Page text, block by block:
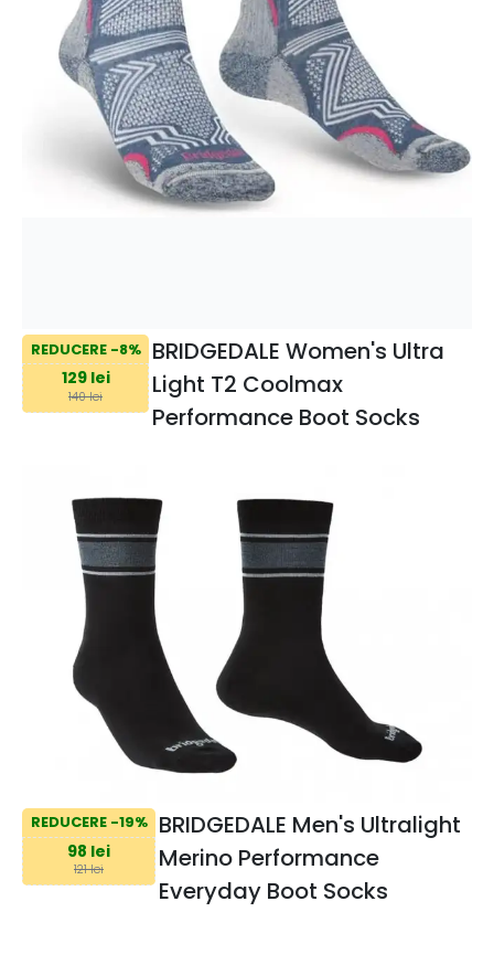
REDUCERE -8%
129 lei
140 lei
BRIDGEDALE Women's Ultra
Light T2 Coolmax
Performance Boot Socks
REDUCERE -19%
98 lei
121 lei
BRIDGEDALE Men's Ultralight
Merino Performance
Everyday Boot Socks